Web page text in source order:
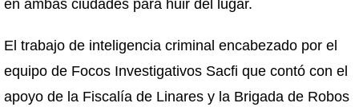
en ambas ciudades para huir del lugar.
El trabajo de inteligencia criminal encabezado por el
equipo de Focos Investigativos Sacfi que contó con el
apoyo de la Fiscalía de Linares y la Brigada de Robos